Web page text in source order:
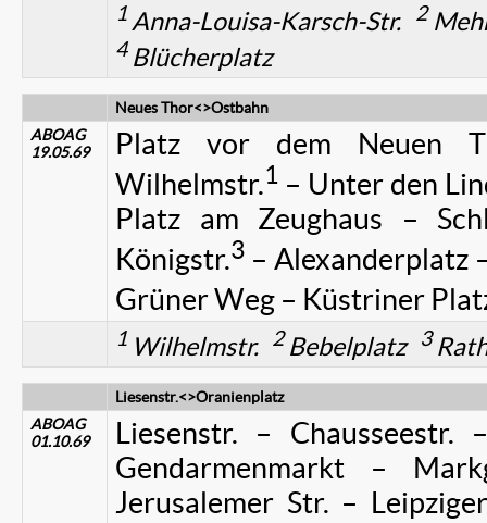
1 Anna-Louisa-Karsch-Str. 2
4Blücherplatz
Neues Thor<>Ostbahn
ABOAG
19.05.69
Platz vor dem Neuen
Wilhelmstr.1 – Unter den
Platz am Zeughaus –
Königstr.3 – Alexanderplatz
Grüner Weg – Küstriner
1 Wilhelmstr. 2Bebelplatz 3
Liesenstr.<>Oranienplatz
ABOAG
01.10.69
Liesenstr. –
Gendarmenmarkt –
Jerusalemer Str. –